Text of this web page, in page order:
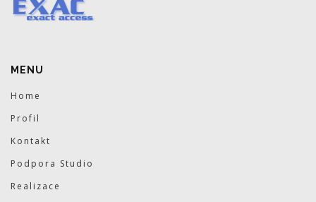
MENU
Home
Profil
Kontakt
Podpora Studio
Realizace